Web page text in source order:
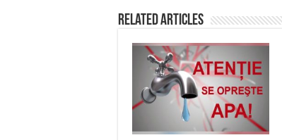
Related Articles